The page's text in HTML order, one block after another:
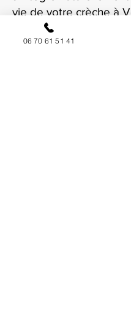
vie de votre crèche à
06 70 61 51 41